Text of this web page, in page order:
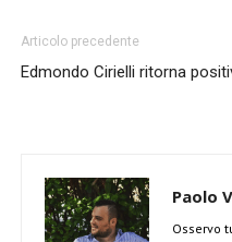
Articolo precedente
Edmondo Cirielli ritorna
Paolo
Osservo